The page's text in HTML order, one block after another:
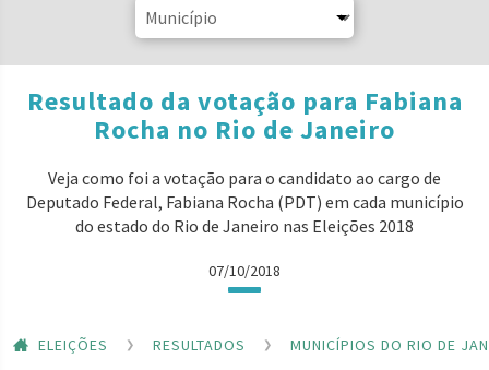
Resultado da votação para Fabiana
Rocha no Rio de Janeiro
Veja como foi a votação para o candidato ao cargo de
Deputado Federal, Fabiana Rocha (PDT) em cada município
do estado do Rio de Janeiro nas Eleições 2018
07/10/2018
ELEIÇÕES RESULTADOS
MUNICÍPIOS DO RIO DE